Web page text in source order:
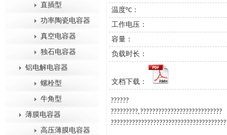
直插型
功率陶瓷电容器
真空电容器
独石电容器
铝电解电容器
螺栓型
牛角型
薄膜电容器
高压薄膜电容器
温度°C：
工作电压：
容量：
负载时长：
文档下载：
??????
?????????,???????????????????????????